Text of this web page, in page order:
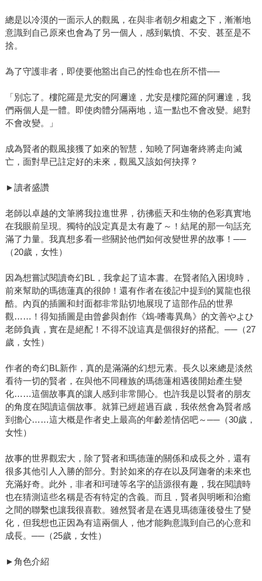
總是以冷漠的一面示人的觀風，在與非者朝夕相處之下，漸漸地
意識到自己原來也會為了另一個人，感到氣憤、不安、甚至是不
捨。
為了守護非者，即使要他豁出自己的性命也在所不惜──
「別忘了。樓陀羅是尤安的阿邇達，尤安是樓陀羅的阿邇達，我
們兩個人是一體。即使肉體分隔兩地，這一點也不會改變。絕對
不會改變。」
成為賢者的觀風接獲了如來的智慧，知曉了阿迦奢終將走向滅
亡，面對早已註定好的未來，觀風又該如何抉擇？
►讀者盛讚
老師以卓越的文筆將我拉進世界，彷彿藍天和生物的色彩真實地
在我眼前呈現。獨特的設定真是太有趣了～！結尾的那一句話充
滿了力量。我真想多看一些關於他們如何改變世界的故事！──
（20歲，女性）
因為想嘗試閱讀奇幻BL，我拿起了這本書。在賢者陷入困境時，
前來幫助的瑪德蓮真的很帥！還有作者在後記中提到的翼龍也很
酷。內頁的插圖和封面都非常貼切地展現了這部作品的世界
觀……！得知插圖是由曾參與創作《鴆-嗜毒異鳥》的文善やよひ
老師負責，實在是絕配！不得不說這真是個很好的搭配。──（27
歲，女性）
作者的奇幻BL新作，真的是滿滿的幻想元素。長久以來總是淡然
看待一切的賢者，在與他不同種族的瑪德蓮相遇後開始產生變
化……這個故事真的讓人感到非常開心。也許我是以賢者的朋友
的角度在閱讀這個故事。就算已經超過百歲，我依然會為賢者感
到擔心……這大概是作者史上最高的年齡差情侶吧～──（30歲，
女性）
故事的世界觀宏大，除了賢者和瑪德蓮的關係和成長之外，還有
很多其他引人入勝的部分。對於如來的存在以及阿迦奢的未來也
充滿好奇。此外，非者和珂璉等名字的語源很有趣，我在閱讀時
也在猜測這些名稱是否有特定的含義。而且，賢者與明晰和治癒
之間的聯繫也讓我很喜歡。雖然賢者是在遇見瑪德蓮後發生了變
化，但我想也正因為有這兩個人，他才能夠意識到自己的心意和
成長。──（25歲，女性）
►角色介紹